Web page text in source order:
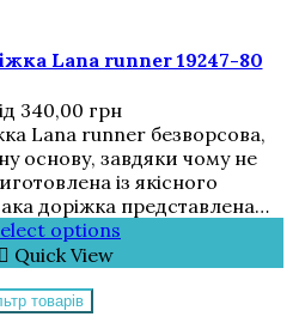
Lana runner 19247-80
340,00 грн
Lana runner безворсова,
основу, завдяки чому не
із якісного
доріжка представлена…
options
Quick View
товарів